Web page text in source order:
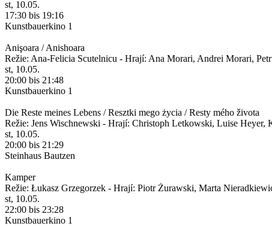
st, 10.05.
17:30 bis 19:16
Kunstbauerkino 1
Anişoara / Anishoara
Režie: Ana-Felicia Scutelnicu - Hrají: Ana Morari, Andrei Morari,
st, 10.05.
20:00 bis 21:48
Kunstbauerkino 1
Die Reste meines Lebens / Resztki mego życia / Resty mého života
Režie: Jens Wischnewski - Hrají: Christoph Letkowski, Luise
st, 10.05.
20:00 bis 21:29
Steinhaus Bautzen
Kamper
Režie: Łukasz Grzegorzek - Hrají: Piotr Żurawski, Marta
st, 10.05.
22:00 bis 23:28
Kunstbauerkino 1